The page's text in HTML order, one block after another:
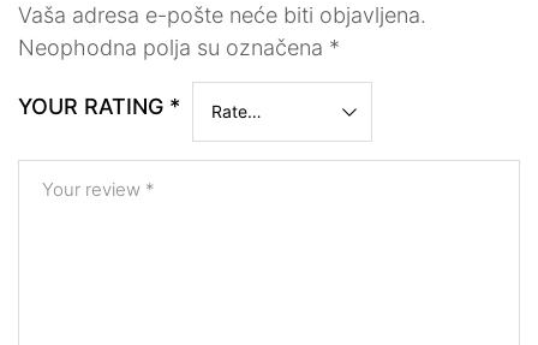
Vaša adresa e-pošte neće biti objavljena.
Neophodna polja su označena *
YOUR RATING *
Your review *